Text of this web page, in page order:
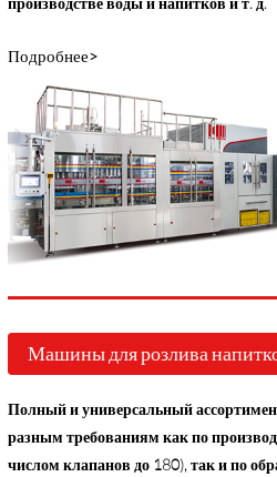
Подробнее>
Машины для розлива
Полный и универсальный
разным требованиям как по
числом клапанов до 180), так и по